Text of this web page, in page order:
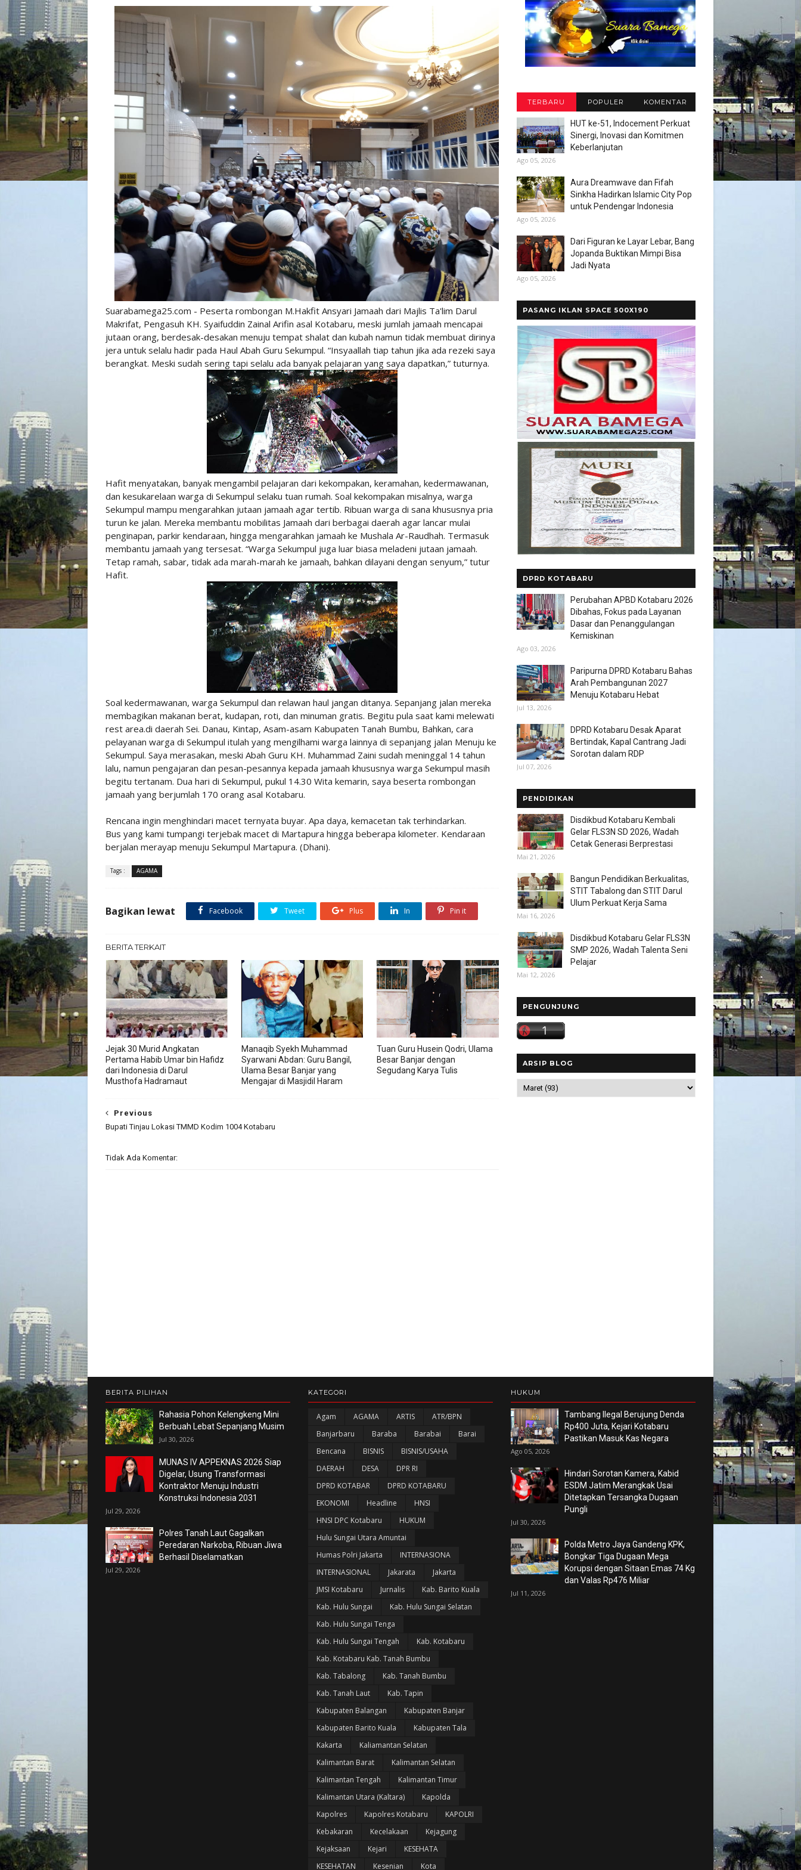
Suarabamega25.com - Peserta rombongan M.Hakfit Ansyari Jamaah dari Majlis Ta'lim Darul
Makrifat, Pengasuh KH. Syaifuddin Zainal Arifin asal Kotabaru, meski jumlah jamaah mencapai
jutaan orang, berdesak-desakan menuju tempat shalat dan kubah namun tidak membuat dirinya
jera untuk selalu hadir pada Haul Abah Guru Sekumpul. “Insyaallah tiap tahun jika ada rezeki saya
berangkat. Meski sudah sering tapi selalu ada banyak pelajaran yang saya dapatkan,” tuturnya.
Hafit menyatakan, banyak mengambil pelajaran dari kekompakan, keramahan, kedermawanan,
dan kesukarelaan warga di Sekumpul selaku tuan rumah. Soal kekompakan misalnya, warga
Sekumpul mampu mengarahkan jutaan jamaah agar tertib. Ribuan warga di sana khususnya pria
turun ke jalan. Mereka membantu mobilitas Jamaah dari berbagai daerah agar lancar mulai
penginapan, parkir kendaraan, hingga mengarahkan jamaah ke Mushala Ar-Raudhah. Termasuk
membantu jamaah yang tersesat. “Warga Sekumpul juga luar biasa meladeni jutaan jamaah.
Tetap ramah, sabar, tidak ada marah-marah ke jamaah, bahkan dilayani dengan senyum,” tutur
Hafit.
Soal kedermawanan, warga Sekumpul dan relawan haul jangan ditanya. Sepanjang jalan mereka
membagikan makanan berat, kudapan, roti, dan minuman gratis. Begitu pula saat kami melewati
rest area.di daerah Sei. Danau, Kintap, Asam-asam Kabupaten Tanah Bumbu, Bahkan, cara
pelayanan warga di Sekumpul itulah yang mengilhami warga lainnya di sepanjang jalan Menuju ke
Sekumpul. Saya merasakan, meski Abah Guru KH. Muhammad Zaini sudah meninggal 14 tahun
lalu, namun pengajaran dan pesan-pesannya kepada jamaah khususnya warga Sekumpul masih
begitu tertanam. Dua hari di Sekumpul, pukul 14.30 Wita kemarin, saya beserta rombongan
jamaah yang berjumlah 170 orang asal Kotabaru.
Rencana ingin menghindari macet ternyata buyar. Apa daya, kemacetan tak terhindarkan.
Bus yang kami tumpangi terjebak macet di Martapura hingga beberapa kilometer. Kendaraan
berjalan merayap menuju Sekumpul Martapura. (Dhani).
Tags : AGAMA
Bagikan lewat Facebook Tweet Plus In Pin it
BERITA TERKAIT
Jejak 30 Murid Angkatan
Pertama Habib Umar bin Hafidz
dari Indonesia di Darul
Musthofa Hadramaut
Manaqib Syekh Muhammad
Syarwani Abdan: Guru Bangil,
Ulama Besar Banjar yang
Mengajar di Masjidil Haram
Tuan Guru Husein Qodri, Ulama
Besar Banjar dengan
Segudang Karya Tulis
Previous
Bupati Tinjau Lokasi TMMD Kodim 1004 Kotabaru
Tidak Ada Komentar:
TERBARU POPULER KOMENTAR
HUT ke-51, Indocement Perkuat
Sinergi, Inovasi dan Komitmen
Keberlanjutan
Ago 05, 2026
Aura Dreamwave dan Fifah
Sinkha Hadirkan Islamic City Pop
untuk Pendengar Indonesia
Ago 05, 2026
Dari Figuran ke Layar Lebar, Bang
Jopanda Buktikan Mimpi Bisa
Jadi Nyata
Ago 05, 2026
PASANG IKLAN SPACE 500X190
DPRD KOTABARU
Perubahan APBD Kotabaru 2026
Dibahas, Fokus pada Layanan
Dasar dan Penanggulangan
Kemiskinan
Ago 03, 2026
Paripurna DPRD Kotabaru Bahas
Arah Pembangunan 2027
Menuju Kotabaru Hebat
Jul 13, 2026
DPRD Kotabaru Desak Aparat
Bertindak, Kapal Cantrang Jadi
Sorotan dalam RDP
Jul 07, 2026
PENDIDIKAN
Disdikbud Kotabaru Kembali
Gelar FLS3N SD 2026, Wadah
Cetak Generasi Berprestasi
Mai 21, 2026
Bangun Pendidikan Berkualitas,
STIT Tabalong dan STIT Darul
Ulum Perkuat Kerja Sama
Mai 16, 2026
Disdikbud Kotabaru Gelar FLS3N
SMP 2026, Wadah Talenta Seni
Pelajar
Mai 12, 2026
PENGUNJUNG
ARSIP BLOG
BERITA PILIHAN
Rahasia Pohon Kelengkeng Mini
Berbuah Lebat Sepanjang Musim
Jul 30, 2026
MUNAS IV APPEKNAS 2026 Siap
Digelar, Usung Transformasi
Kontraktor Menuju Industri
Konstruksi Indonesia 2031
Jul 29, 2026
Polres Tanah Laut Gagalkan
Peredaran Narkoba, Ribuan Jiwa
Berhasil Diselamatkan
Jul 29, 2026
KATEGORI
Agam AGAMA ARTIS
ATR/BPN
Banjarbaru
Baraba Barabai
Barai
Bencana
BISNIS
BISNIS/USAHA
DAERAH
DESA
DPR RI
DPRD KOTABAR
DPRD KOTABARU
EKONOMI
Headline
HNSI
HNSI DPC Kotabaru
HUKUM
Hulu Sungai Utara Amuntai
Humas Polri Jakarta
INTERNASIONA
INTERNASIONAL
Jakarata
Jakarta
JMSI Kotabaru
Jurnalis
Kab. Barito Kuala
Kab. Hulu Sungai
Kab. Hulu Sungai Selatan
Kab. Hulu Sungai Tenga
Kab. Hulu Sungai Tengah
Kab. Kotabaru
Kab. Kotabaru Kab. Tanah Bumbu
Kab. Tabalong
Kab. Tanah Bumbu
Kab. Tanah Laut
Kab. Tapin
Kabupaten Balangan
Kabupaten Banjar
Kabupaten Barito Kuala
Kabupaten Tala
Kakarta
Kaliamantan Selatan
Kalimantan Barat
Kalimantan Selatan
Kalimantan Tengah
Kalimantan Timur
Kalimantan Utara (Kaltara)
Kapolda
Kapolres
Kapolres Kotabaru
KAPOLRI
Kebakaran
Kecelakaan
Kejagung
Kejaksaan
Kejari
KESEHATA
KESEHATAN
Kesenian Kota
HUKUM
Tambang Ilegal Berujung Denda
Rp400 Juta, Kejari Kotabaru
Pastikan Masuk Kas Negara
Ago 05, 2026
Hindari Sorotan Kamera, Kabid
ESDM Jatim Merangkak Usai
Ditetapkan Tersangka Dugaan
Pungli
Jul 30, 2026
Polda Metro Jaya Gandeng KPK,
Bongkar Tiga Dugaan Mega
Korupsi dengan Sitaan Emas 74 Kg
dan Valas Rp476 Miliar
Jul 11, 2026